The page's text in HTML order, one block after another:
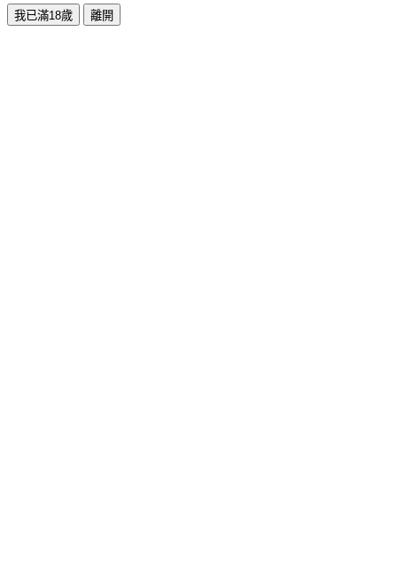
我已滿18歲 離開